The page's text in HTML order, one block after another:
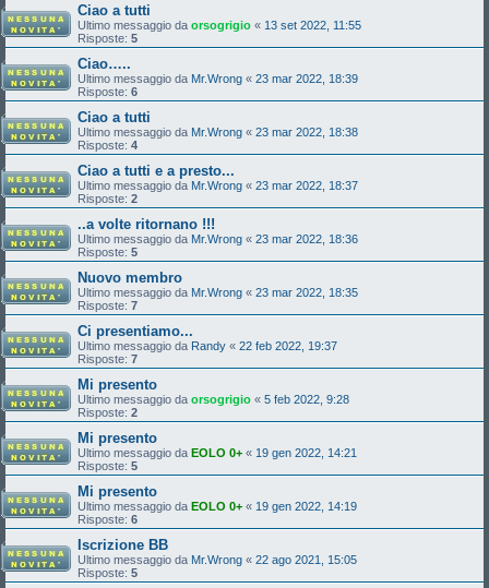
Ciao a tutti
Ultimo messaggio da orsogrigio « 13 set 2022, 11:55
Risposte: 5
Ciao…..
Ultimo messaggio da Mr.Wrong « 23 mar 2022, 18:39
Risposte: 6
Ciao a tutti
Ultimo messaggio da Mr.Wrong « 23 mar 2022, 18:38
Risposte: 4
Ciao a tutti e a presto...
Ultimo messaggio da Mr.Wrong « 23 mar 2022, 18:37
Risposte: 2
..a volte ritornano !!!
Ultimo messaggio da Mr.Wrong « 23 mar 2022, 18:36
Risposte: 5
Nuovo membro
Ultimo messaggio da Mr.Wrong « 23 mar 2022, 18:35
Risposte: 7
Ci presentiamo...
Ultimo messaggio da Randy « 22 feb 2022, 19:37
Risposte: 7
Mi presento
Ultimo messaggio da orsogrigio « 5 feb 2022, 9:28
Risposte: 2
Mi presento
Ultimo messaggio da EOLO 0+ « 19 gen 2022, 14:21
Risposte: 5
Mi presento
Ultimo messaggio da EOLO 0+ « 19 gen 2022, 14:19
Risposte: 6
Iscrizione BB
Ultimo messaggio da Mr.Wrong « 22 ago 2021, 15:05
Risposte: 5